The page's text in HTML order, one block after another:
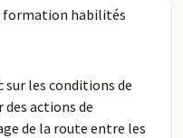
formation habilités
les conditions de
des actions de
de la route entre les